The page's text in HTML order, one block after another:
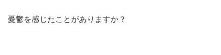
憂鬱を感じたことがありますか？